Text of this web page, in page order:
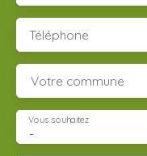
Téléphone
Votre commune
-
Vous souhaitez